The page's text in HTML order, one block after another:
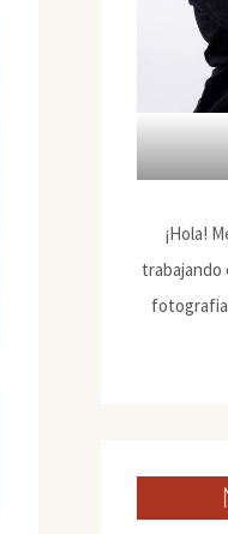
¡Hola!
trabajando